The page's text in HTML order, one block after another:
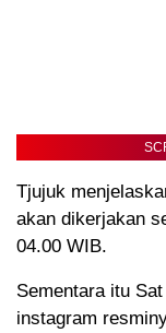
Tjujuk
akan dikerjakan
04.00 WIB.
Sementara itu
instagram